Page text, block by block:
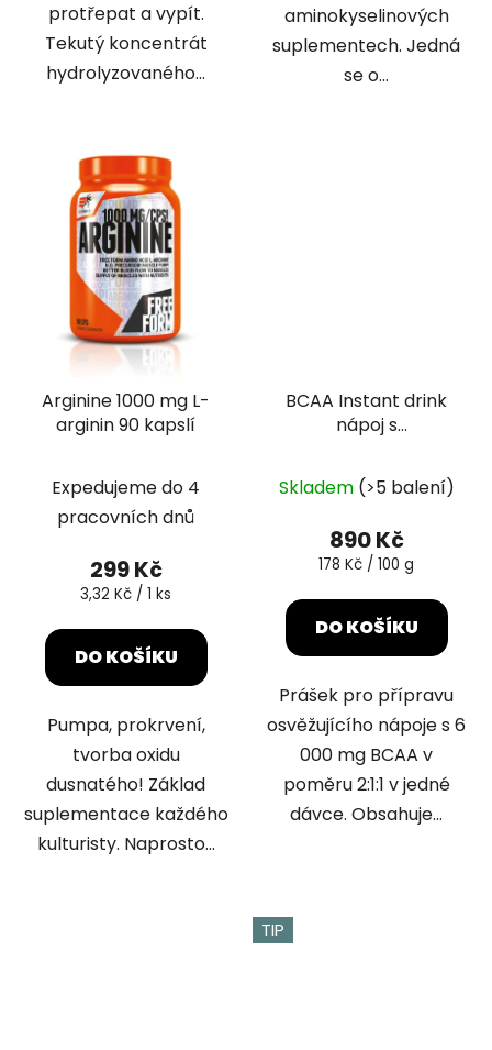
protřepat a vypít.
Tekutý koncentrát
hydrolyzovaného...
aminokyselinových
suplementech. Jedná
se o...
Arginine 1000 mg L-
arginin 90 kapslí
Expedujeme do 4
pracovních dnů
299 Kč
Měrná
3,32 Kč / 1 ks
DO KOŠÍKU
Pumpa, prokrvení,
tvorba oxidu
dusnatého! Základ
suplementace každého
kulturisty. Naprosto...
BCAA Instant drink
nápoj s
třešeň
hodnocení
produktu
je
z
Skladem (>5 balení)
890 Kč
Měrná
178 Kč / 100 g
DO KOŠÍKU
Prášek pro přípravu
osvěžujícího nápoje s 6
000 mg BCAA v
poměru 2:1:1 v jedné
dávce. Obsahuje...
TIP